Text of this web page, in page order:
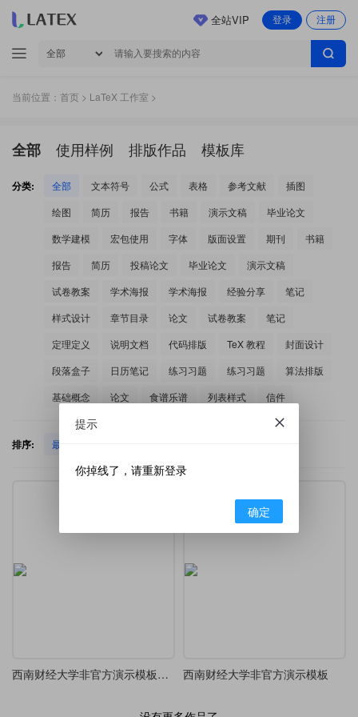
登录 注册
全站VIP
当前位置： 首页 > LaTeX 工作室 >
全部 使用样例 排版作品 模板库
分类: 全部 文本符号 公式 表格 参考文献
插图
绘图
简历 报告 书籍 演示文稿
毕业论文
数学建模
宏包使用 字体 版面设置 期刊
书籍
报告
简历 投稿论文 毕业论文
演示文稿
试卷教案
学术海报 学术海报 经验分享
笔记
样式设计
章节目录 论文 试卷教案
笔记
定理定义
说明文档 代码排版 TeX 教程
封面设计
段落盒子
日历笔记 练习习题 练习习题
算法排版
基础概念
论文 食谱乐谱 列表样式 信件
排序: 最新发布
西南财经大学非官方演示模板（Type 2） 西南财经大学非官方演示模板
提示
你掉线了，请重新登录
确定